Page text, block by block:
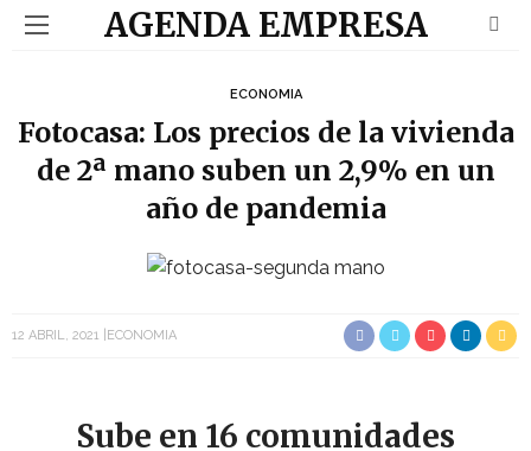
AGENDA EMPRESA
ECONOMIA
Fotocasa: Los precios de la vivienda
de 2ª mano suben un 2,9% en un
año de pandemia
12 ABRIL, 2021 ECONOMIA
Sube en 16 comunidades